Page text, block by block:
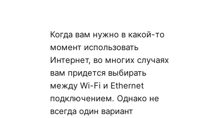
Когда вам нужно в какой-то
момент использовать
Интернет, во многих случаях
вам придется выбирать
между Wi-Fi и Ethernet
подключением. Однако не
всегда один вариант